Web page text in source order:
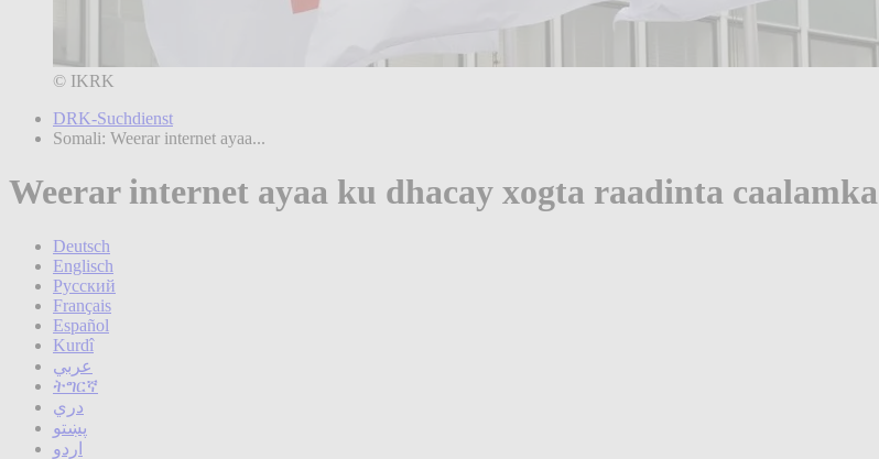
© IKRK
DRK-Suchdienst
Somali: Weerar internet ayaa...
Weerar internet ayaa ku dhacay xogta raadinta caalamka
Deutsch
Englisch
Русский
Franҫais
Español
Kurdî
عربي
ትግርኛ
دري
پښتو
اردو